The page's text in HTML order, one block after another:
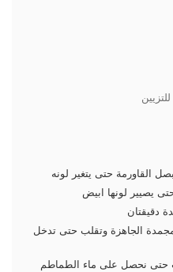
القاورمة حتى يتغير لونه
يصيير لونها ابيض
دقيقتان
الجاهزة وتقلب حتى تدخل
حتى نحصل على ماء الطماطم